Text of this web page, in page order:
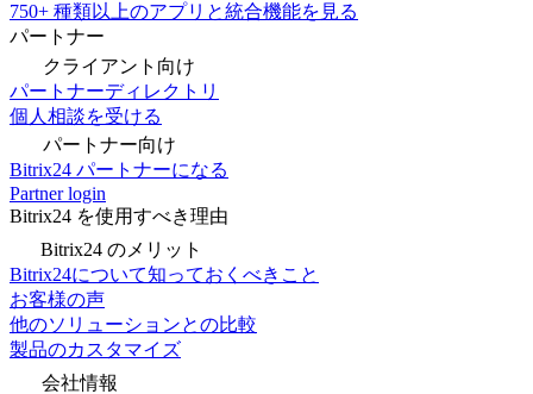
750+ 種類以上のアプリと統合機能を見る
パートナー
クライアント向け
パートナーディレクトリ
個人相談を受ける
パートナー向け
Bitrix24 パートナーになる
Partner login
Bitrix24 を使用すべき理由
Bitrix24 のメリット
Bitrix24について知っておくべきこと
お客様の声
他のソリューションとの比較
製品のカスタマイズ
会社情報